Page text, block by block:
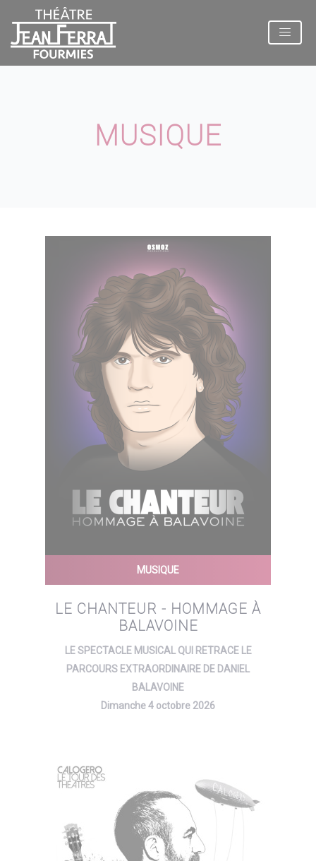
MUSIQUE
MUSIQUE
LE CHANTEUR - HOMMAGE À
BALAVOINE
LE SPECTACLE MUSICAL QUI RETRACE LE
PARCOURS EXTRAORDINAIRE DE DANIEL
BALAVOINE
Dimanche 4 octobre 2026
Panneau de gestion des cookies